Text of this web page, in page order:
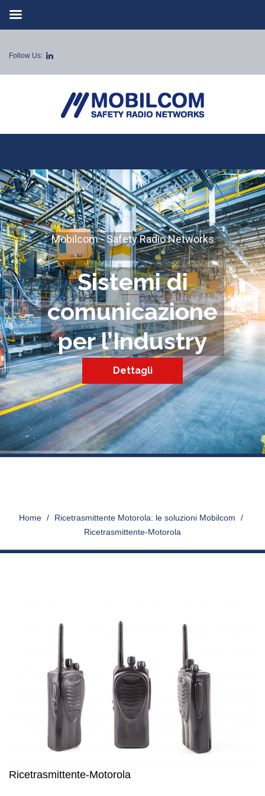
Follow Us:
Sistemi di
comunicazione
per l’Industry
Mobilcom - Safety Radio Networks
Dettagli
Home Ricetrasmittente Motorola: le soluzioni Mobilcom
Ricetrasmittente-Motorola
Ricetrasmittente-Motorola